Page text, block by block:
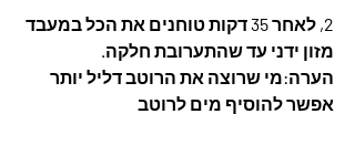
2, לאחר 35 דקות טוחנים את הכל במעבד
מזון ידני עד שהתערובת חלקה.
הערה:מי שרוצה את הרוטב דליל יותר
אפשר להוסיף מים לרוטב